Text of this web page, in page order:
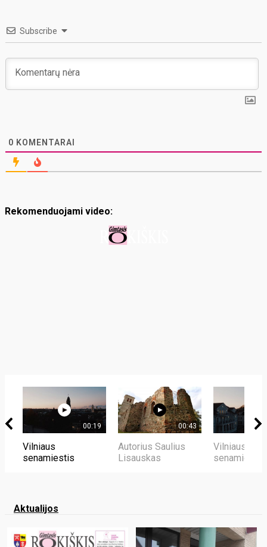
Subscribe
0 KOMENTARAI
Rekomenduojami video:
00:19
Vilniaus
senamiestis
00:43
Autorius Saulius
Lisauskas
Vilniaus
senamiestis
Aktualijos